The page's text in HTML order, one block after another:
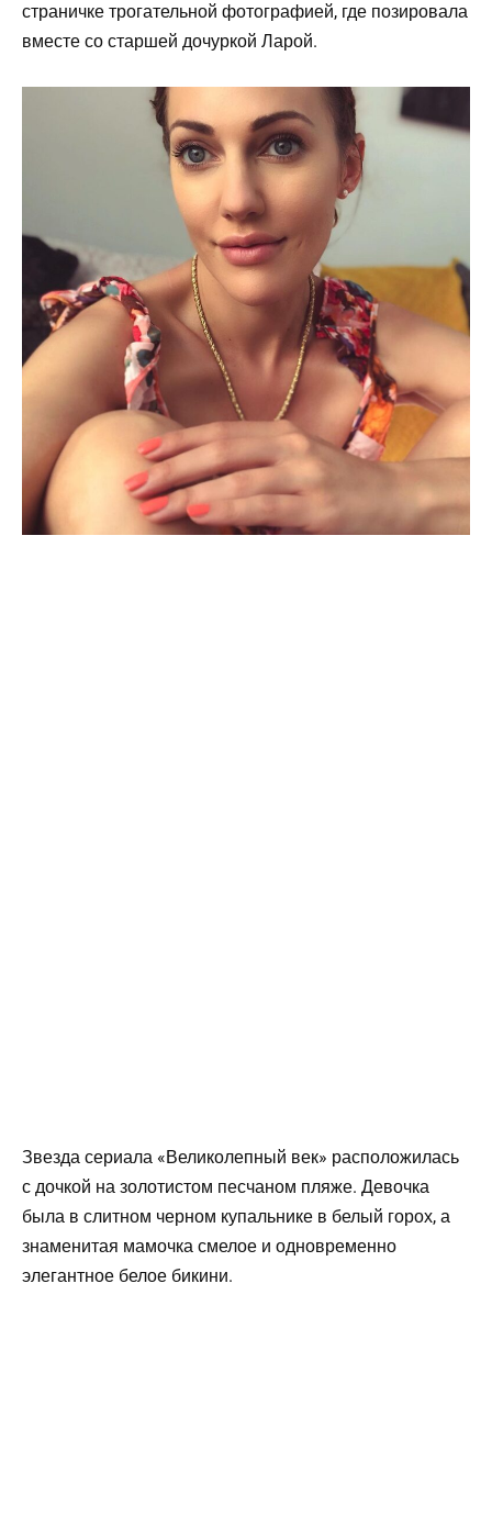
страничке трогательной фотографией, где позировала
вместе со старшей дочуркой Ларой.
Звезда сериала «Великолепный век» расположилась
с дочкой на золотистом песчаном пляже. Девочка
была в слитном черном купальнике в белый горох, а
знаменитая мамочка смелое и одновременно
элегантное белое бикини.